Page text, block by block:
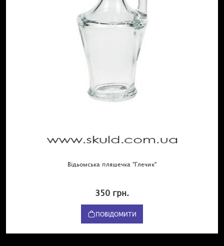
Відьомська пляшечка "Глечик"
350 грн.
ПОВІДОМИТИ